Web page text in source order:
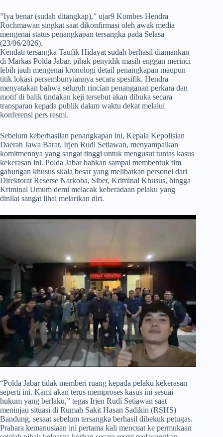
​”Iya benar (sudah ditangkap),” ujar9 Kombes Hendra
Rochmawan singkat saat dikonfirmasi oleh awak media
mengenai status penangkapan tersangka pada Selasa
(23/06/2026).
Kendati tersangka Taufik Hidayat sudah berhasil diamankan
di Markas Polda Jabar, pihak penyidik masih enggan merinci
lebih jauh mengenai kronologi detail penangkapan maupun
titik lokasi persembunyiannya secara spesifik. Hendra
menyatakan bahwa seluruh rincian penanganan perkara dan
motif di balik tindakan keji tersebut akan dibuka secara
transparan kepada publik dalam waktu dekat melalui
konferensi pers resmi.
​Sebelum keberhasilan penangkapan ini, Kepala Kepolisian
Daerah Jawa Barat, Irjen Rudi Setiawan, menyampaikan
komitmennya yang sangat tinggi untuk mengusut tuntas kasus
kekerasan ini. Polda Jabar bahkan sampai membentuk tim
gabungan khusus skala besar yang melibatkan personel dari
Direktorat Reserse Narkoba, Siber, Kriminal Khusus, hingga
Kriminal Umum demi melacak keberadaan pelaku yang
dinilai sangat lihai melarikan diri.
​“Polda Jabar tidak memberi ruang kepada pelaku kekerasan
seperti ini. Kami akan terus memproses kasus ini sesuai
hukum yang berlaku,” tegas Irjen Rudi Setiawan saat
meninjau situasi di Rumah Sakit Hasan Sadikin (RSHS)
Bandung, sesaat sebelum tersangka berhasil dibekuk petugas.
Prahara kemanusiaan ini pertama kali mencuat ke permukaan